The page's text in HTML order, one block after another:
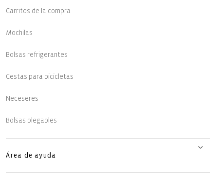
Carritos de la compra
Mochilas
Bolsas refrigerantes
Cestas para bicicletas
Neceseres
Bolsas plegables
Área de ayuda